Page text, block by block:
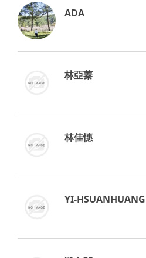
ADA
林亞蓁
林佳憓
YI-HSUANHUANG